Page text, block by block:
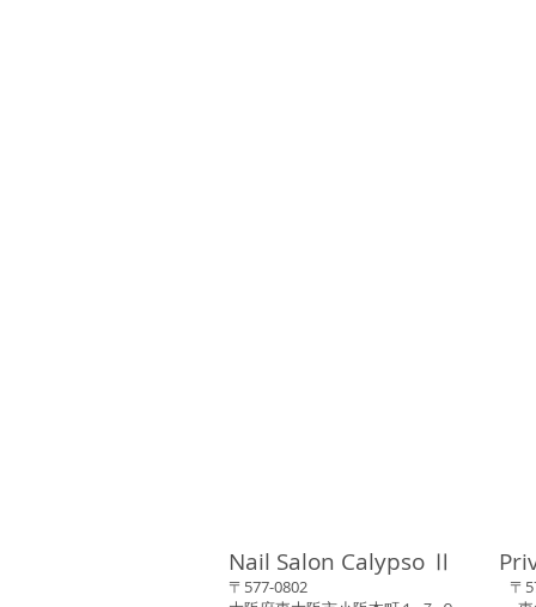
Nail Salon Calypso Ⅱ
〒577-0802 〒577-